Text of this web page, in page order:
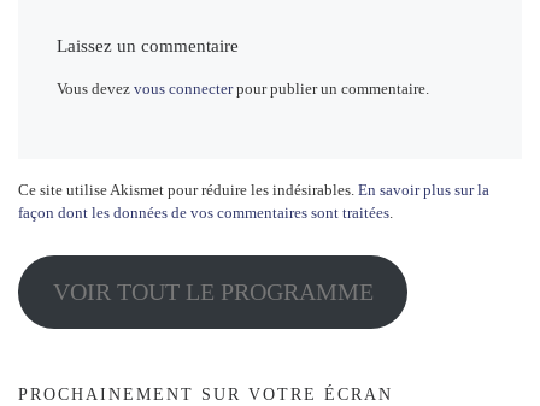
Laissez un commentaire
Vous devezvous connecterpour publier un commentaire.
Ce site utilise Akismet pour réduire les indésirables. En savoir plus sur la
façon dont les données de vos commentaires sont traitées.
VOIR TOUT LE PROGRAMME
PROCHAINEMENT SUR VOTRE ÉCRAN